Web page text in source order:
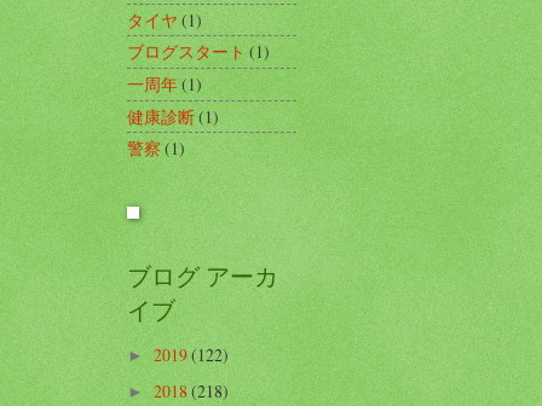
タイヤ(1)
ブログスタート(1)
一周年(1)
健康診断(1)
警察 (1)
ブログ アーカ
イブ
►2019(122)
► 2018(218)